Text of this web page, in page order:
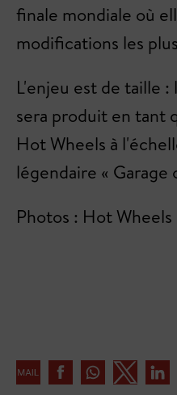
finale mondiale où
modifications les
L'enjeu est de taille
sera produit en tant
Hot Wheels à
légendaire « Garage
Photos : Hot Wheels